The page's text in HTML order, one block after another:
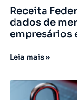
Receita
dados de
empresários
Leia mais »